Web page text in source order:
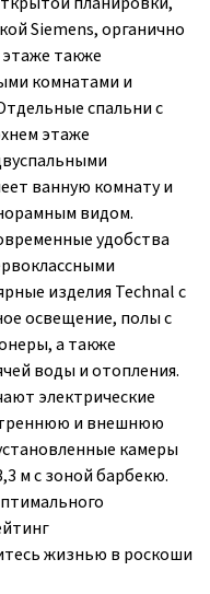
Siemens, органично
также
комнатами и
спальни с
этаже
ванную комнату и
видом.
удобства
изделия Technal с
освещение, полы с
а также
воды и отопления.
электрические
и внешнюю
камеры
м с зоной барбекю.
жизнью в роскоши